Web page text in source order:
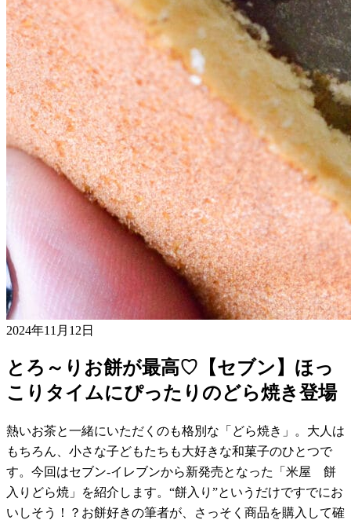
2024年11月12日
とろ～りお餅が最高♡【セブン】ほっ
こりタイムにぴったりのどら焼き登場
熱いお茶と一緒にいただくのも格別な「どら焼き」。大人は
もちろん、小さな子どもたちも大好きな和菓子のひとつで
す。今回はセブン-イレブンから新発売となった「米屋 餅
入りどら焼」を紹介します。“餅入り”というだけですでにお
いしそう！？お餅好きの筆者が、さっそく商品を購入して確